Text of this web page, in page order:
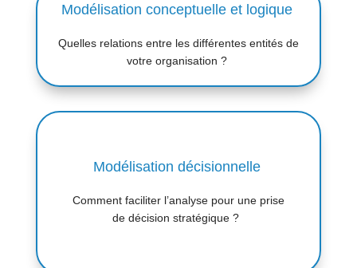
Modélisation conceptuelle et logique
Quelles relations entre les différentes entités de
votre organisation ?
Modélisation décisionnelle
Comment faciliter l’analyse pour une prise
de décision stratégique ?